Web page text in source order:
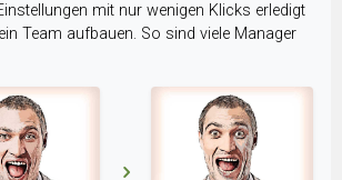
mit nur wenigen Klicks erledigt
Team aufbauen. So sind viele Manager